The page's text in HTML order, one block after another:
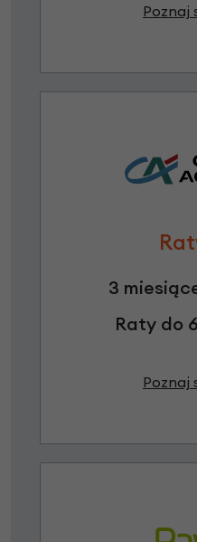
Poznaj
3
Raty do
Poznaj